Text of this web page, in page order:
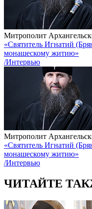
Митрополит
«Святитель Игнатий
монашескому житию»
/Интервью
Митрополит
«Святитель Игнатий
монашескому житию»
/Интервью
ЧИТАЙТЕ